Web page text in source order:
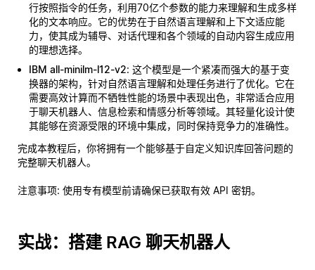
行按照指令的任务，利用70亿个参数的能力来理解和生成多样
化的文本响应。它的优势在于自然语言理解和上下文适应能
力，使其成为辅导、对话代理和各个领域的自动内容生成应用
的理想选择。
IBM all-minilm-l12-v2: 这个模型是一个紧凑而强大的基于变
换器的架构，针对自然语言理解和处理任务进行了优化。它在
需要高效计算而不牺牲性能的场景中表现出色，非常适合应用
于聊天机器人、信息检索和情感分析等领域。其轻量化设计使
其能够在资源受限的环境中集成，同时保持竞争力的准确性。
完成本教程后，你将拥有一个能够基于自定义知识库回答问题的
完整聊天机器人。
注意事项: 使用专有模型前请确保已获取有效 API 密钥。
实战：搭建 RAG 聊天机器人